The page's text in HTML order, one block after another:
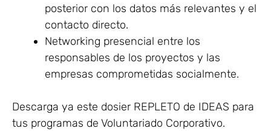
posterior con los datos más relevantes y el
contacto directo.
Networking presencial entre los
responsables de los proyectos y las
empresas comprometidas socialmente.
Descarga ya este dosier REPLETO de IDEAS para
tus programas de Voluntariado Corporativo.